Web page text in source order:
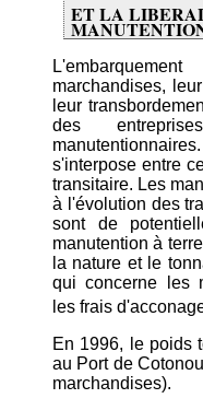
ET LA
marchandises,
leur
des
s'interpose entre
transitaire. Les
à l'évolution des
sont de
manutention à
la nature et le
qui concerne les
les frais
En 1996, le poids
au Port de
marchandises).